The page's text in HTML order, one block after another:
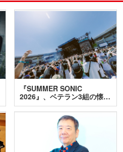
『SUMMER SONIC
2026』、ベテラン3組の懐…